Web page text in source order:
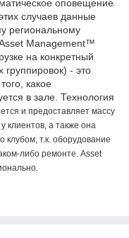
оповещение
случаев данные
региональному
Management™
на конкретный
- это
какое
в зале. Технология
и предоставляет массу
клиентов, а также она
клубом, т.к. оборудование
либо ремонте. Asset